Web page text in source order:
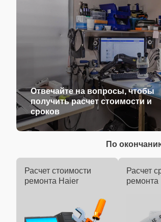
Отвечайте на вопросы, чтобы
получить расчет стоимости и
сроков
По
Расчет стоимости
ремонта Haier
Расчет
ремонта